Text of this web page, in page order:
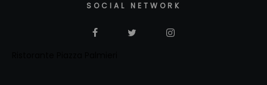
SOCIAL NETWORK